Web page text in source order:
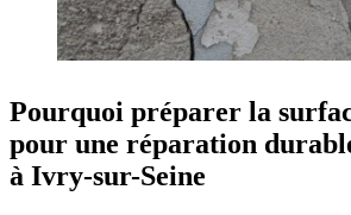
Pourquoi préparer la
pour une réparation
à Ivry-sur-Seine